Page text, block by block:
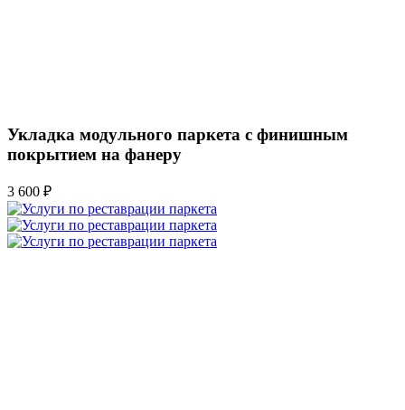
Укладка модульного паркета с финишным
покрытием на фанеру
3 600 ₽